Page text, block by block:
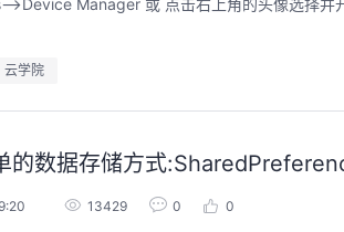
Manager 或 点击右上角的头像选择
云学院
的数据存储方式
13429 0 0